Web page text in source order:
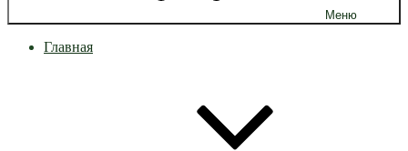
Меню
Главная